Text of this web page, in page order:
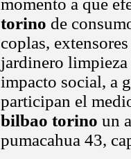
momento a que
torino de
coplas,
jardinero
impacto social, a
participan el
bilbao torino un
pumacahua 43,